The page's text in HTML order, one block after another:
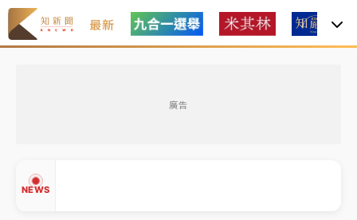
最新
廣告
NEWS
中信慈善基金會想增加董事人數！辜仲諒向法院聲請遭
駁 理由曝光